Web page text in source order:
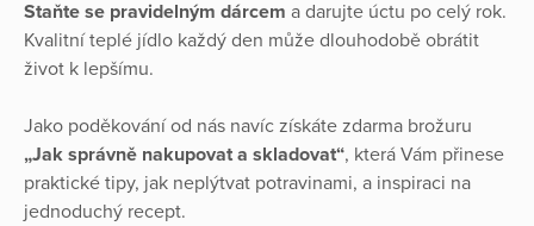
Staňte se pravidelným dárcem a darujte úctu po celý rok.
Kvalitní teplé jídlo každý den může dlouhodobě obrátit
život k lepšímu.
Jako poděkování od nás navíc získáte zdarma brožuru
„Jak správně nakupovat a skladovat“, která Vám přinese
praktické tipy, jak neplýtvat potravinami, a inspiraci na
jednoduchý recept.